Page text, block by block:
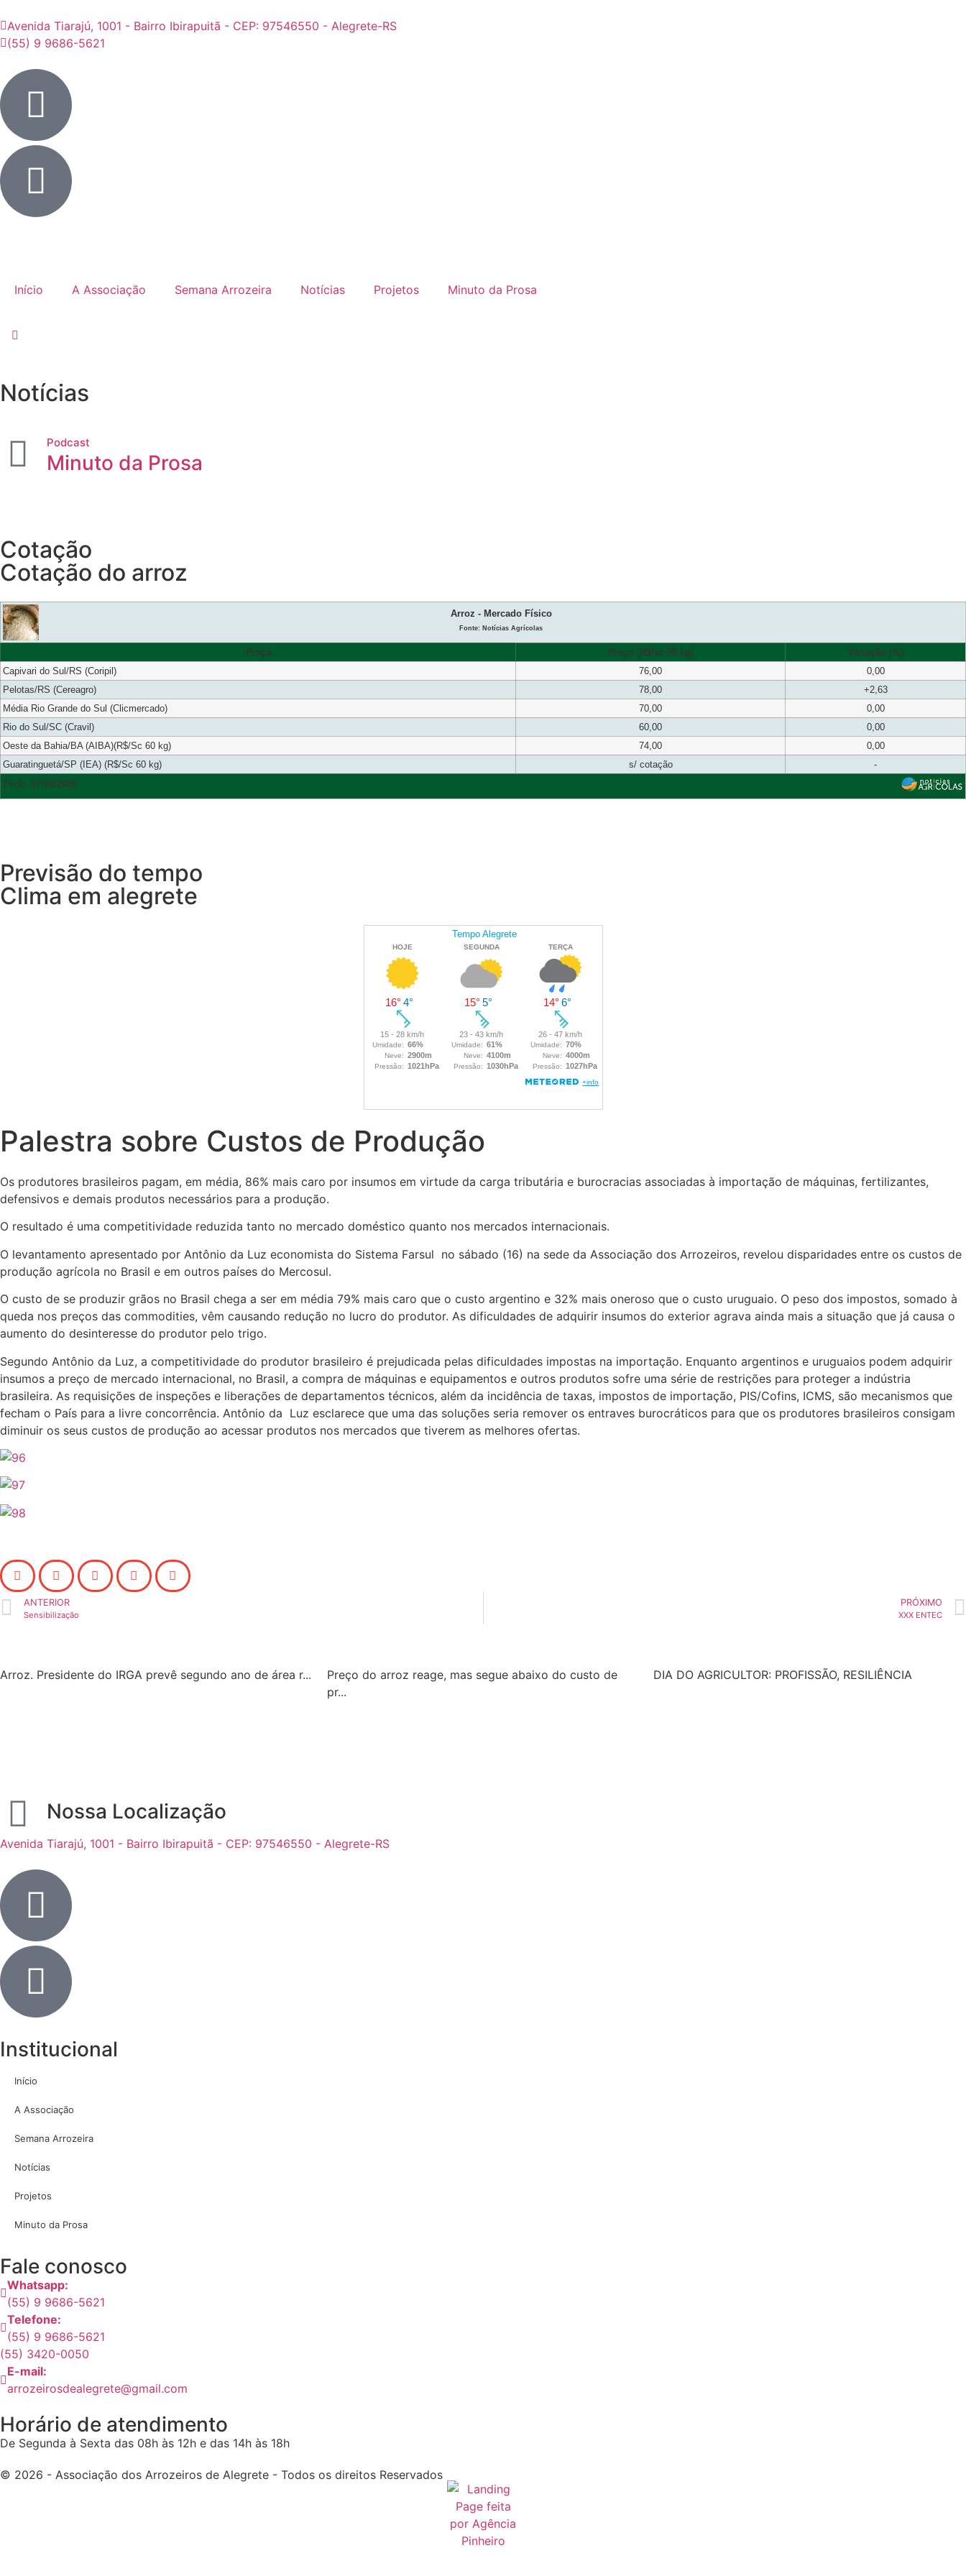
Avenida Tiarajú, 1001 - Bairro Ibirapuitã - CEP: 97546550 - Alegrete-RS
(55) 9 9686-5621
Início A Associação Semana Arrozeira Notícias Projetos Minuto da Prosa
Notícias
Podcast
Minuto da Prosa
Cotação
Cotação do arroz
Arroz - Mercado Físico
Fonte: Notícias Agrícolas
Praça Preço (R$/sc 50 kg)
Variação (%)
Capivari do Sul/RS (Coripil)
76,00
0,00
Pelotas/RS (Cereagro)
78,00
+2,63
Média Rio Grande do Sul (Clicmercado)
70,00
0,00
Rio do Sul/SC (Cravil)
60,00
0,00
Oeste da Bahia/BA (AIBA)(R$/Sc 60 kg)
74,00
0,00
Guaratinguetá/SP (IEA) (R$/Sc 60 kg)
s/ cotação
-
Fech. 07/08/2026
Previsão do tempo
Clima em alegrete
Palestra sobre Custos de Produção
Os produtores brasileiros pagam, em média, 86% mais caro por insumos em virtude da carga tributária e burocracias associadas à importação de máquinas, fertilizantes,
defensivos e demais produtos necessários para a produção.
O resultado é uma competitividade reduzida tanto no mercado doméstico quanto nos mercados internacionais.
O levantamento apresentado por Antônio da Luz economista do Sistema Farsul no sábado (16) na sede da Associação dos Arrozeiros, revelou disparidades entre os custos de
produção agrícola no Brasil e em outros países do Mercosul.
O custo de se produzir grãos no Brasil chega a ser em média 79% mais caro que o custo argentino e 32% mais oneroso que o custo uruguaio. O peso dos impostos, somado à
queda nos preços das commodities, vêm causando redução no lucro do produtor. As dificuldades de adquirir insumos do exterior agrava ainda mais a situação que já causa o
aumento do desinteresse do produtor pelo trigo.
Segundo Antônio da Luz, a competitividade do produtor brasileiro é prejudicada pelas dificuldades impostas na importação. Enquanto argentinos e uruguaios podem adquirir
insumos a preço de mercado internacional, no Brasil, a compra de máquinas e equipamentos e outros produtos sofre uma série de restrições para proteger a indústria
brasileira. As requisições de inspeções e liberações de departamentos técnicos, além da incidência de taxas, impostos de importação, PIS/Cofins, ICMS, são mecanismos que
fecham o País para a livre concorrência. Antônio da Luz esclarece que uma das soluções seria remover os entraves burocráticos para que os produtores brasileiros consigam
diminuir os seus custos de produção ao acessar produtos nos mercados que tiverem as melhores ofertas.
ANTERIOR
Sensibilização
PRÓXIMO
XXX ENTEC
Arroz. Presidente do IRGA prevê segundo ano de área r...
Preço do arroz reage, mas segue abaixo do custo de
pr...
DIA DO AGRICULTOR: PROFISSÃO, RESILIÊNCIA
Nossa Localização
Avenida Tiarajú, 1001 - Bairro Ibirapuitã - CEP: 97546550 - Alegrete-RS
Institucional
Início
A Associação
Semana Arrozeira
Notícias
Projetos
Minuto da Prosa
Fale conosco
Whatsapp:
(55) 9 9686-5621
Telefone:
(55) 9 9686-5621
(55) 3420-0050
E-mail:
arrozeirosdealegrete@gmail.com
Horário de atendimento
De Segunda à Sexta das 08h às 12h e das 14h às 18h
© 2026 - Associação dos Arrozeiros de Alegrete - Todos os direitos Reservados